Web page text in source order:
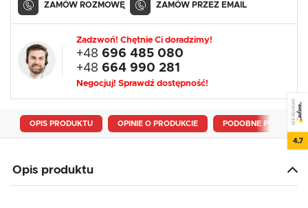
ZAMÓW ROZMOWĘ ZAMÓW PRZEZ EMAIL
Zadzwoń! Chętnie Ci doradzimy!
+48 696 485 080
+48 664 990 281
Negocjuj! Sprawdź dostępność!
OPIS PRODUKTU OPINIE O PRODUKCIE PODOBNE PRODUKTY
Opis produktu
SEE REVIEWS
4.7